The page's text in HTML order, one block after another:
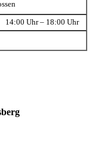
14:00 Uhr – 18:00 Uhr